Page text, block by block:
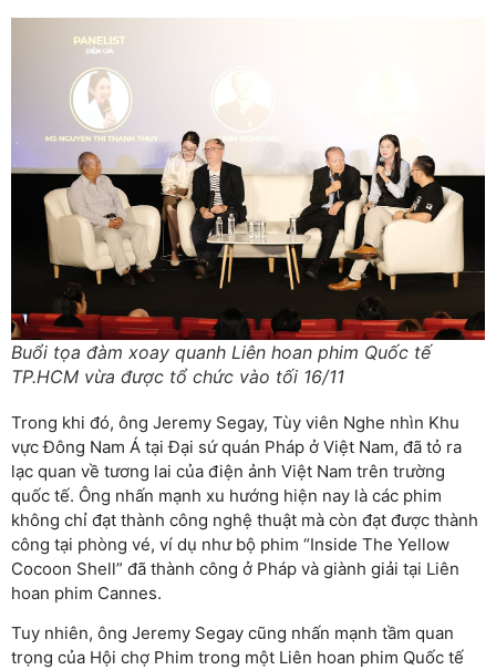
Buổi tọa đàm xoay quanh Liên hoan phim Quốc tế
TP.HCM vừa được tổ chức vào tối 16/11
Trong khi đó, ông Jeremy Segay, Tùy viên Nghe nhìn Khu
vực Đông Nam Á tại Đại sứ quán Pháp ở Việt Nam, đã tỏ ra
lạc quan về tương lai của điện ảnh Việt Nam trên trường
quốc tế. Ông nhấn mạnh xu hướng hiện nay là các phim
không chỉ đạt thành công nghệ thuật mà còn đạt được thành
công tại phòng vé, ví dụ như bộ phim “Inside The Yellow
Cocoon Shell” đã thành công ở Pháp và giành giải tại Liên
hoan phim Cannes.
Tuy nhiên, ông Jeremy Segay cũng nhấn mạnh tầm quan
trọng của Hội chợ Phim trong một Liên hoan phim Quốc tế